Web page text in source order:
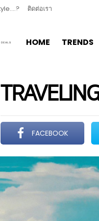
ติดต่อเรา
HOME TRENDS
FACEBOOK